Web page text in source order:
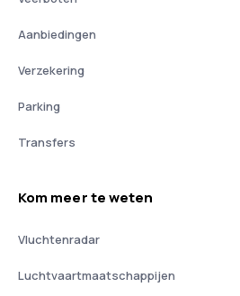
Aanbiedingen
Verzekering
Parking
Transfers
Kom meer te weten
Vluchtenradar
Luchtvaartmaatschappijen